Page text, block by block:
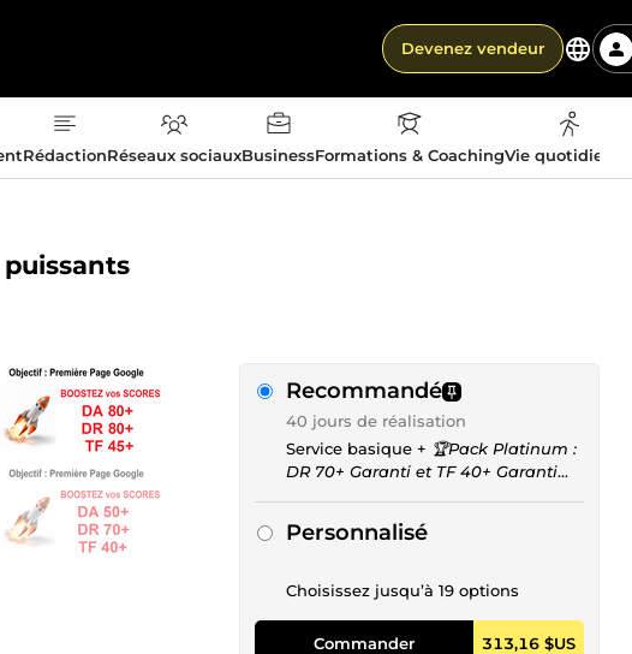
Devenez vendeur
RédactionRéseaux sociauxBusinessFormations & CoachingVie
Recommandé
40 jours de réalisation
Service basique + 🏆Pack Platinum :
DR 70+ Garanti et TF 40+ Garanti
Personnalisé
Choisissez jusqu’à 19 options
Commander 313,16 $US